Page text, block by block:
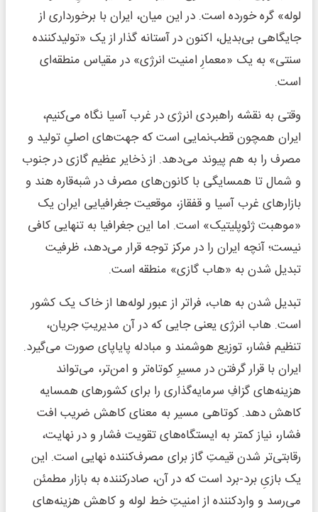
لوله» گره خورده است. در این میان، ایران با برخورداری از
جایگاهی بی‌بدیل، اکنون در آستانه گذار از یک «تولیدکننده
سنتی» به یک «معمارِ امنیت انرژی» در مقیاس منطقه‌ای
است.
وقتی به نقشه راهبردی انرژی در غرب آسیا نگاه می‌کنیم،
ایران همچون قطب‌نمایی است که جهت‌های اصلیِ تولید و
مصرف را به هم پیوند می‌دهد. از ذخایر عظیم گازی در جنوب
و شمال تا همسایگی با کانون‌های مصرف در شبه‌قاره هند و
بازارهای غرب آسیا و قفقاز، موقعیت جغرافیایی ایران یک
«موهبت ژئوپلیتیک» است. اما این جغرافیا به تنهایی کافی
نیست؛ آنچه ایران را در مرکز توجه قرار می‌دهد، ظرفیت
تبدیل شدن به «هاب گازی» منطقه است.
تبدیل شدن به هاب، فراتر از عبور لوله‌ها از خاک یک کشور
است. هاب انرژی یعنی جایی که در آن مدیریتِ جریان،
تنظیم فشار، توزیع هوشمند و مبادله پایاپای صورت می‌گیرد.
ایران با قرار گرفتن در مسیرِ کوتاه‌تر و امن‌تر، می‌تواند
هزینه‌های گزافِ سرمایه‌گذاری را برای کشورهای همسایه
کاهش دهد. کوتاهی مسیر به معنای کاهش ضریب افت
فشار، نیاز کمتر به ایستگاه‌های تقویت فشار و در نهایت،
رقابتی‌تر شدن قیمتِ گاز برای مصرف‌کننده نهایی است. این
یک بازیِ برد-برد است که در آن، صادرکننده به بازار مطمئن
می‌رسد و واردکننده از امنیتِ خط لوله و کاهش هزینه‌های